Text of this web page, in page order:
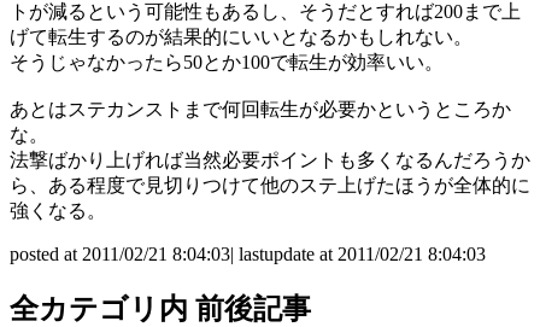
トが減るという可能性もあるし、そうだとすれば200まで上
げて転生するのが結果的にいいとなるかもしれない。
そうじゃなかったら50とか100で転生が効率いい。
あとはステカンストまで何回転生が必要かというところか
な。
法撃ばかり上げれば当然必要ポイントも多くなるんだろうか
ら、ある程度で見切りつけて他のステ上げたほうが全体的に
強くなる。
posted at 2011/02/21 8:04:03| lastupdate at 2011/02/21 8:04:03
全カテゴリ内 前後記事